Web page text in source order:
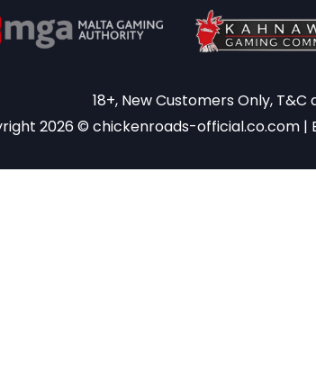
18+, New Customers Only,
2026 © chickenroads-official.co.com |